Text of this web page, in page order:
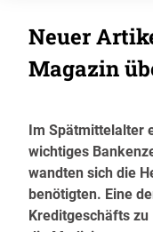
Neuer
Magazin
Im Spätmittelalter
wichtiges
wandten sich die
benötigten. Eine
Kreditgeschäfts